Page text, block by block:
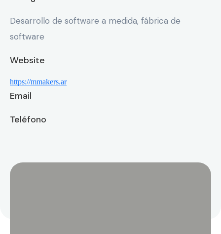
Desarrollo de software a medida, fábrica de
software
Website
https://mmakers.ar
Email
Teléfono